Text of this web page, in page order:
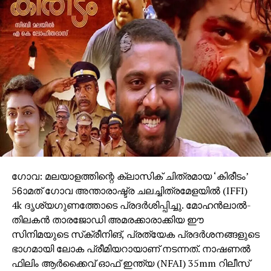
ചിത്രത്തിലെ ദൃശ്യങ്ങളും ഈ ചിത്രം പങ്ക് വെക്കുന്ന
വികാരവും തന്നെ അമ്പരപ്പിച്ചു എന്നും, ഇത്തരമൊരു
മികച്ച ചിത്രം ഭാഷയുടെ അതിർവരമ്പുകൾക്കുള്ളിൽ
ഒതുങ്ങി പോകരുത് എന്ന ആഗ്രഹമാണ് ഇത്
മലയാളത്തിൽ എത്തിക്കാൻ തന്നെ പ്രേരിപ്പിച്ചത് എന്നും
അദ്ദേഹം വിശദീകരിച്ചു.
ക്രിയേറ്റീവ് പ്രൊഡ്യൂസർ-അജിത് ഭുരെ,
ഛായാഗ്രഹണം-ദേവേന്ദ്ര ഗോലത്കർ, സംഗീതം,
പശ്‌ചാത്തല സംഗീതം- എ വി.പ്രഫുൽചന്ദ്ര, എഡിറ്റർ-
ഫൈസൽ മഹാദിക്, ഗാനരചന, സംഭാഷണം-ഗുരു
താക്കൂർ, ഓൺ സെറ്റ് എഡിറ്റർ-സുദർശൻ സത്പുതേ,
സൌണ്ട് ഡിസൈൻ-ശിശിർ ചൌസാൽക്കർ, അക്ഷയ്
വൈദ്യ, പ്രൊഡക്ഷൻ ഡിസൈൻ-സഞ്ജീവ് റാണെ,
കോസ്റ്റ്യൂം ഡിസൈൻ-സച്ചിൻ ലോവലേക്കർ, മേക്കപ്പ്
ഡിസൈൻ-രോഹിത് മഹാദിക്, എക്സിക്യൂട്ടീവ്
പ്രൊഡ്യൂസർ-ചന്ദ്രശേഖർ നന്നവെയർ,
നൃത്തസംവിധായക-സോണിയ പാർച്ചൂരെ, പൂജ കാലെ,
ഗോവ: മലയാളത്തിന്റെ ക്ലാസിക് ചിത്രമായ ‘കിരീടം’
56ാമത് ഗോവ അന്താരാഷ്ട്ര ചലച്ചിത്രമേളയില്‍ (IFFI)
4k ദൃശ്യഗുണത്തോടെ പ്രദര്‍ശിപ്പിച്ചു. മോഹന്‍ലാല്‍-
തിലകന്‍ താരജോഡി അമരക്കാരാക്കിയ ഈ
സിനിമയുടെ സ്‌ക്രീനിങ്, പ്രത്യേക പ്രദര്‍ശനങ്ങളുടെ
ഭാഗമായി ലോക പ്രീമിയറായാണ് നടന്നത്. നാഷണല്‍
ഫിലിം ആര്‍ക്കൈവ് ഓഫ് ഇന്ത്യ (NFAI) 35mm റിലീസ്